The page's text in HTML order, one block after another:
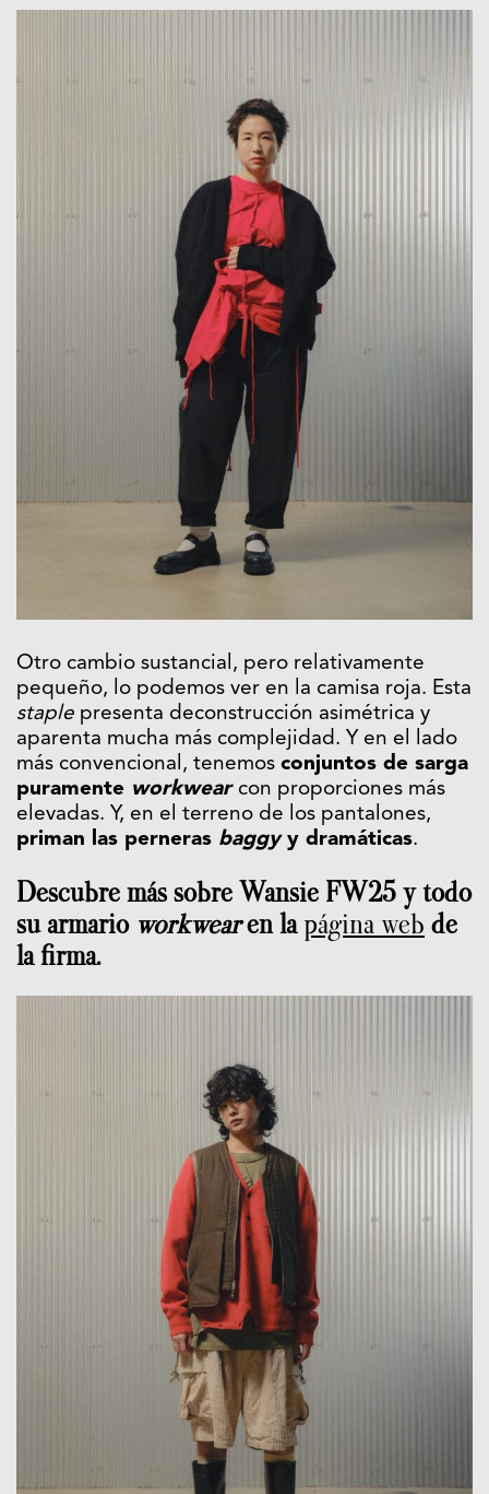
Otro cambio sustancial, pero relativamente
pequeño, lo podemos ver en la camisa roja. Esta
staple presenta deconstrucción asimétrica y
aparenta mucha más complejidad. Y en el lado
más convencional, tenemos conjuntos de sarga
puramente workwear con proporciones más
elevadas. Y, en el terreno de los pantalones,
priman las perneras baggyy dramáticas.
Descubre más sobre Wansie FW25 y todo
su armario workwearen lapágina web de
la firma.